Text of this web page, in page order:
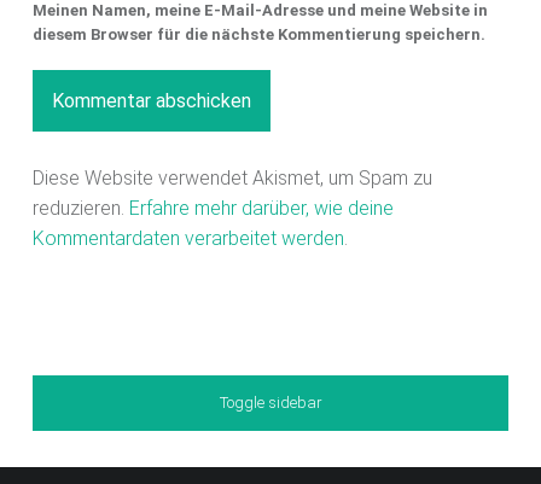
Meinen Namen, meine E-Mail-Adresse und meine Website in
diesem Browser für die nächste Kommentierung speichern.
Diese Website verwendet Akismet, um Spam zu
reduzieren. Erfahre mehr darüber, wie deine
Kommentardaten verarbeitet werden.
Sidebar
Toggle sidebar